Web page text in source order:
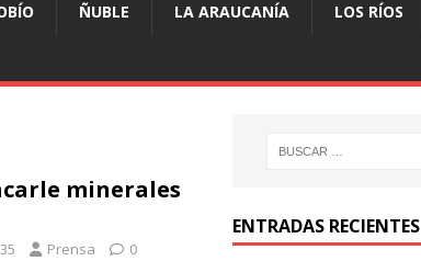
ÑUBLE LA ARAUCANÍA LOS RÍOS
minerales
Prensa 0
ENTRADAS RECIENTES